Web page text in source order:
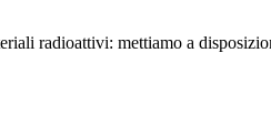
radioattivi: mettiamo a